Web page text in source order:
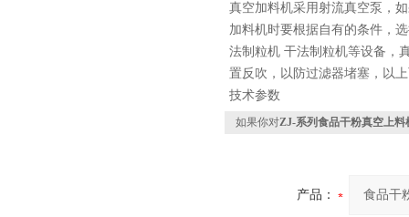
真空加料机采用射流真空泵，
加料机时要根据自有的条件，
法制粒机 干法制粒机等设备，
置反吹，以防过滤器堵塞，以
技术参数
如果你对ZJ-系列食品干粉真空上料
产品：